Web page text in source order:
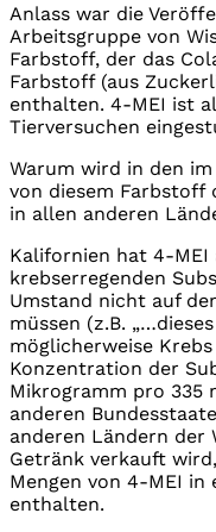
Anlass war die
Arbeitsgruppe von
Farbstoff, der das
Farbstoff (aus
enthalten. 4-MEI ist
Tierversuchen
Warum wird in den
von diesem Farbstoff
in allen anderen
Kalifornien hat 4-
krebserregenden
Umstand nicht auf
müssen (z.B.
möglicherweise
Konzentration der
Mikrogramm pro 335
anderen
anderen Ländern der
Getränk verkauft
Mengen von 4-MEI in
enthalten.